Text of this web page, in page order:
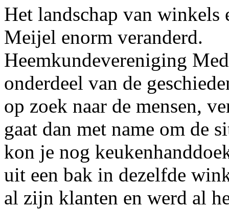
Het landschap van winkels
Meijel enorm veranderd.
Heemkundevereniging
onderdeel van de
op zoek naar de mensen,
gaat dan met name om de
kon je nog
uit een bak in dezelfde
al zijn klanten en werd al